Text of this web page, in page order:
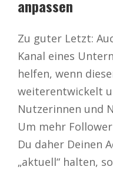
anpassen
Zu guter Letzt:
Kanal eines
helfen, wenn
weiterentwickelt
Nutzerinnen und
Um mehr
Du daher Deinen
„aktuell“ halten,